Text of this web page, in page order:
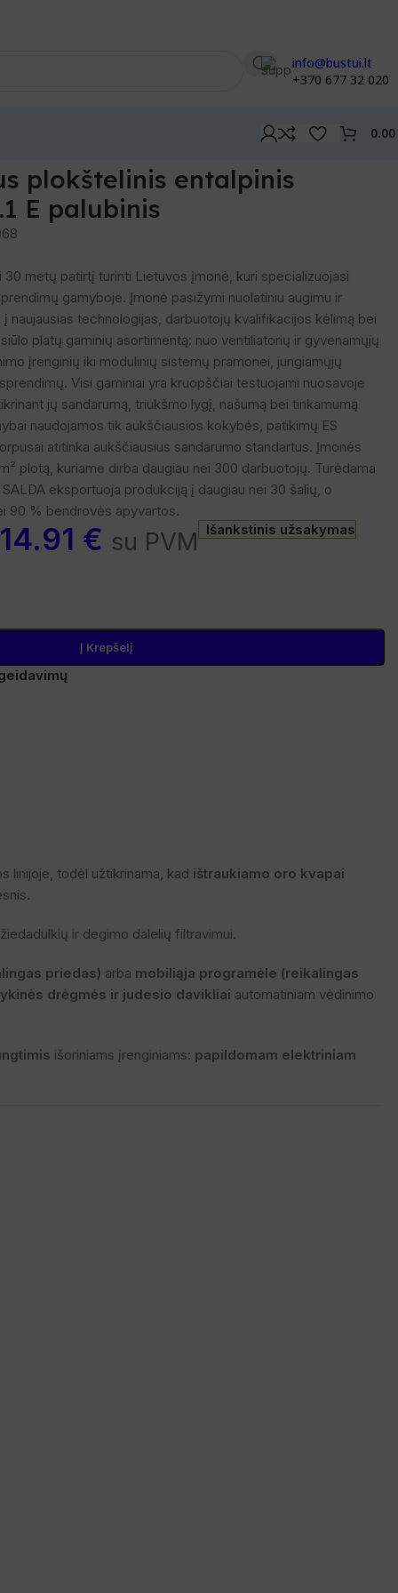
info@bustui.lt
+370 677 32 020
0.00
plokštelinis entalpinis
E palubinis
30 metų patirtį turinti Lietuvos įmonė, kuri specializuojasi
gamyboje. Įmonė pasižymi nuolatiniu augimu ir
naujausias technologijas, darbuotojų kvalifikacijos kėlimą bei
platų gaminių asortimentą: nuo ventiliatorių ir gyvenamųjų
įrenginių iki modulinių sistemų pramonei, jungiamųjų
Visi gaminiai yra kruopščiai testuojami nuosavoje
jų sandarumą, triukšmo lygį, našumą bei tinkamumą
naudojamos tik aukščiausios kokybės, patikimų ES
atitinka aukščiausius sandarumo standartus. Įmonės
plotą, kuriame dirba daugiau nei 300 darbuotojų. Turėdama
eksportuoja produkciją į daugiau nei 30 šalių, o
90 % bendrovės apyvartos.
€ su PVM Išankstinis užsakymas
Į Krepšelį
linijoje, todėl užtikrinama, kad ištraukiamo oro kvapai
ir degimo dalelių filtravimui.
priedas) arba mobiliąja programėle (reikalingas
drėgmės ir judesio davikliai automatiniam vėdinimo
išoriniams įrenginiams: papildomam elektriniam